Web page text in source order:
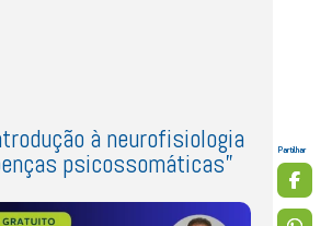
à neurofisiologia
psicossomáticas” Partilhar